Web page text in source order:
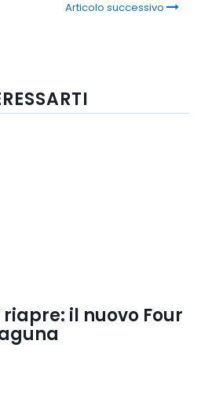
Articolo successivo
il nuovo Four